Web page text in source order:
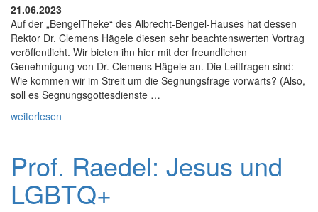
21.06.2023
Auf der „BengelTheke“ des Albrecht-Bengel-Hauses hat dessen
Rektor Dr. Clemens Hägele diesen sehr beachtenswerten Vortrag
veröffentlicht. Wir bieten ihn hier mit der freundlichen
Genehmigung von Dr. Clemens Hägele an. Die Leitfragen sind:
Wie kommen wir im Streit um die Segnungsfrage vorwärts? (Also,
soll es Segnungsgottesdienste …
weiterlesen
Prof. Raedel: Jesus und
LGBTQ+